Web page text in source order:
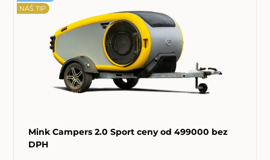
Mink Campers 2.0 Sport ceny od 499000 bez
DPH
NÁŠ TIP